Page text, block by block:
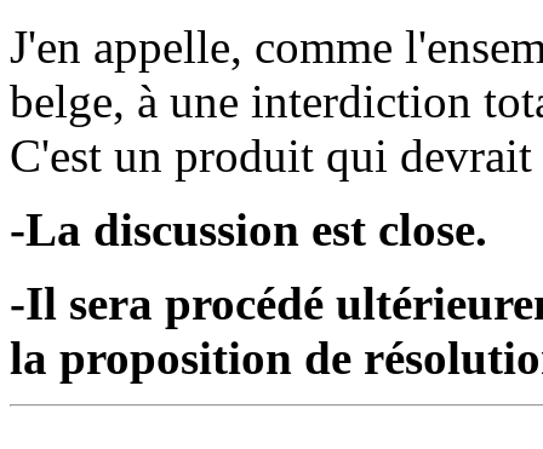
J'en appelle, comme
belge, à une interdiction
C'est un produit qui
-La discussion est close.
-Il sera procédé
la proposition de